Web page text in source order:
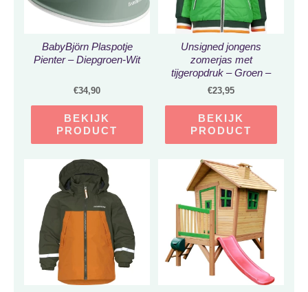
BabyBjörn Plaspotje
Pienter – Diepgroen-Wit
€34,90
BEKIJK
PRODUCT
Unsigned jongens
zomerjas met
tijgeropdruk – Groen –
Maat 98
€23,95
BEKIJK
PRODUCT